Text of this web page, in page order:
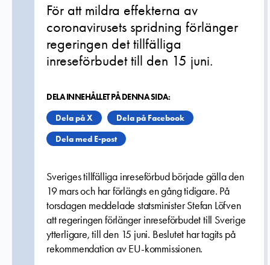
För att mildra effekterna av
coronavirusets spridning förlänger
regeringen det tillfälliga
inreseförbudet till den 15 juni.
DELA INNEHÅLLET PÅ DENNA SIDA:
Dela på X
Dela på Facebook
Dela med E-post
Sveriges tillfälliga inreseförbud började gälla den
19 mars och har förlängts en gång tidigare. På
torsdagen meddelade statsminister Stefan Löfven
att regeringen förlänger inreseförbudet till Sverige
ytterligare, till den 15 juni. Beslutet har tagits på
rekommendation av EU-kommissionen.